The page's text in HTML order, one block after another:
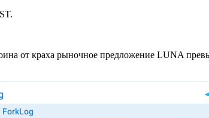
от краха рыночное предложение LUNA